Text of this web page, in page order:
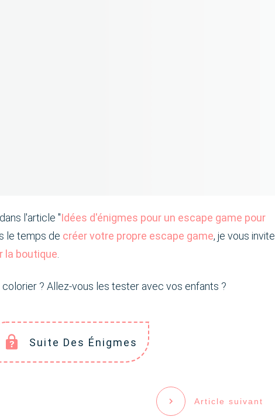
l'article "Idées d'énigmes pour un escape game pour
le temps de créer votre propre escape game, je vous invite
la boutique
? Allez-vous les tester avec vos enfants ?
Suite Des Énigmes
Article suivant